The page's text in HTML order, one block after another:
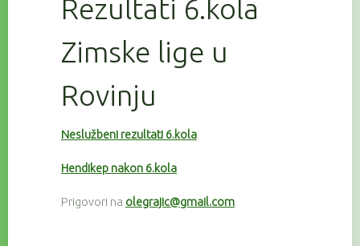
Rezultati 6.kola
Zimske lige u
Rovinju
Neslužbeni rezultati 6.kola
Hendikep nakon 6.kola
Prigovori na olegrajic@gmail.com